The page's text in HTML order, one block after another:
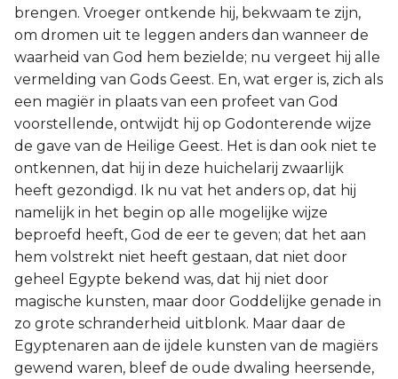
brengen. Vroeger ontkende hij, bekwaam te zijn,
om dromen uit te leggen anders dan wanneer de
waarheid van God hem bezielde; nu vergeet hij alle
vermelding van Gods Geest. En, wat erger is, zich als
een magiër in plaats van een profeet van God
voorstellende, ontwijdt hij op Godonterende wijze
de gave van de Heilige Geest. Het is dan ook niet te
ontkennen, dat hij in deze huichelarij zwaarlijk
heeft gezondigd. Ik nu vat het anders op, dat hij
namelijk in het begin op alle mogelijke wijze
beproefd heeft, God de eer te geven; dat het aan
hem volstrekt niet heeft gestaan, dat niet door
geheel Egypte bekend was, dat hij niet door
magische kunsten, maar door Goddelijke genade in
zo grote schranderheid uitblonk. Maar daar de
Egyptenaren aan de ijdele kunsten van de magiërs
gewend waren, bleef de oude dwaling heersende,